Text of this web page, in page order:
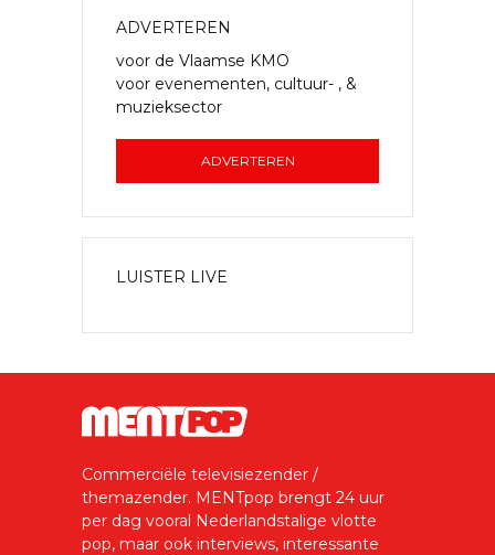
ADVERTEREN
voor de Vlaamse KMO
voor evenementen, cultuur- , &
muzieksector
ADVERTEREN
LUISTER LIVE
Commerciële televisiezender /
themazender. MENTpop brengt 24 uur
per dag vooral Nederlandstalige vlotte
pop, maar ook interviews, interessante